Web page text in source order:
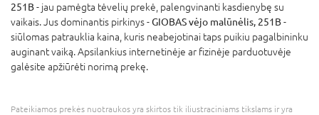
251B- jau pamėgta tėvelių prekė, palengvinanti kasdienybę su
vaikais. Jus dominantis pirkinys -GIOBAS vėjo malūnėlis, 251B-
siūlomas patrauklia kaina, kuris neabejotinai taps puikiu pagalbininku
auginant vaiką. Apsilankius internetinėje ar fizinėje parduotuvėje
galėsite apžiūrėti norimą prekę.
Pateikiamos prekės nuotraukos yra skirtos tik iliustraciniams tikslams ir yra